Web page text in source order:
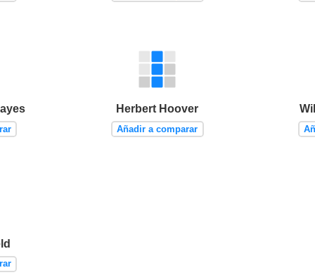
Herbert Hoover
Añadir a comparar